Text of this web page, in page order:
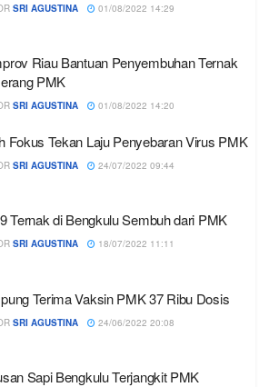
SRI AGUSTINA 01/08/2022 14:29
Riau Bantuan Penyembuhan Ternak
PMK
SRI AGUSTINA 01/08/2022 14:20
Fokus Tekan Laju Penyebaran Virus PMK
SRI AGUSTINA 24/07/2022 09:44
Ternak di Bengkulu Sembuh dari PMK
SRI AGUSTINA 18/07/2022 11:11
Terima Vaksin PMK 37 Ribu Dosis
SRI AGUSTINA 24/06/2022 20:08
Sapi Bengkulu Terjangkit PMK